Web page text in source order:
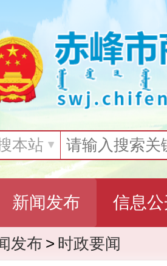
本站
新闻发布 信息
专题专栏
发布 > 时政要闻